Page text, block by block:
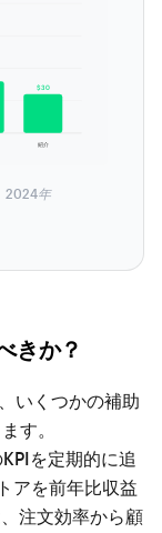
$30
紹介
2024年
きか？
いくつかの補助
す。
を定期的に追
アを前年比収益
注文効率から顧